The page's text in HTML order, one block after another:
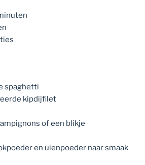
spaghetti
kipdijfilet
of een blikje
en uienpoeder naar smaak